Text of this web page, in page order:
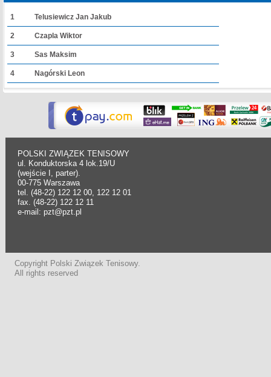
1 Telusiewicz Jan Jakub
2 Czapla Wiktor
3 Sas Maksim
4 Nagórski Leon
POLSKI ZWIĄZEK TENISOWY
ul. Konduktorska 4 lok.19/U
(wejście I, parter).
00-775 Warszawa
tel. (48-22) 122 12 00, 122 12 01
fax. (48-22) 122 12 11
e-mail: pzt@pzt.pl
Copyright Polski Związek Tenisowy.
All rights reserved